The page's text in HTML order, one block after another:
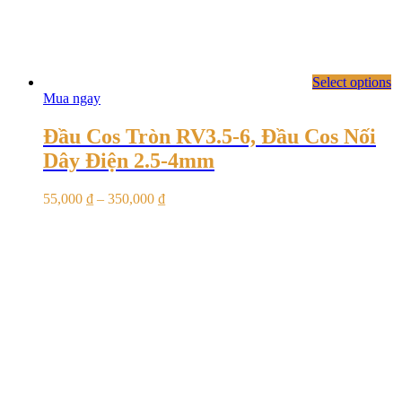
Select options
Mua ngay
Đầu Cos Tròn RV3.5-6, Đầu Cos Nối
Dây Điện 2.5-4mm
55,000 ₫ – 350,000 ₫